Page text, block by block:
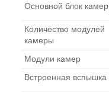
Основной блок камер
Количество модулей
камеры
Модули камер
Встроенная вспышка